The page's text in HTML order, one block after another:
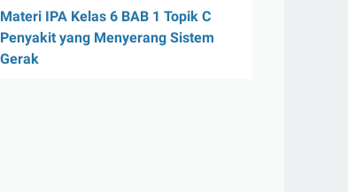
Materi IPA Kelas 6 BAB 1 Topik C
Penyakit yang Menyerang Sistem
Gerak